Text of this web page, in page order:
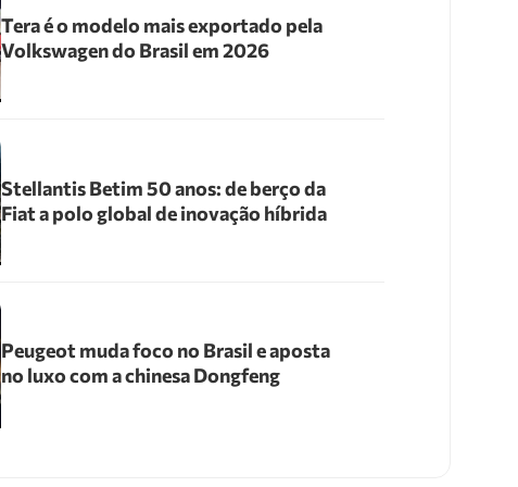
Tera é o modelo mais exportado pela
Volkswagen do Brasil em 2026
Stellantis Betim 50 anos: de berço da
Fiat a polo global de inovação híbrida
Peugeot muda foco no Brasil e aposta
no luxo com a chinesa Dongfeng